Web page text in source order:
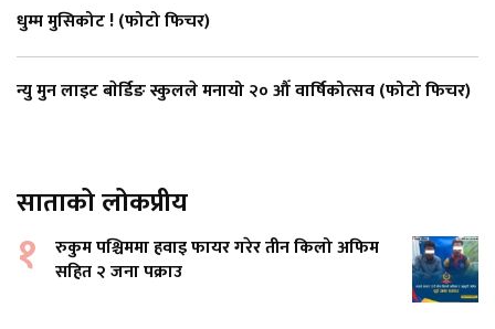
धुम्म मुसिकोट ! (फोटो फिचर)
न्यु मुन लाइट बाेर्डिङ स्कुलले मनायो २० औँ वार्षिकोत्सव (फोटो फिचर)
साताको लोकप्रीय
१
रुकुम पश्चिममा हवाइ फायर गरेर तीन किलो अफिम
सहित २ जना पक्राउ